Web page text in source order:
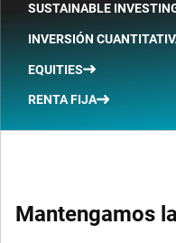
SUSTAINABLE
INVERSIÓN
EQUITIES
RENTA FIJA
Mantengamos